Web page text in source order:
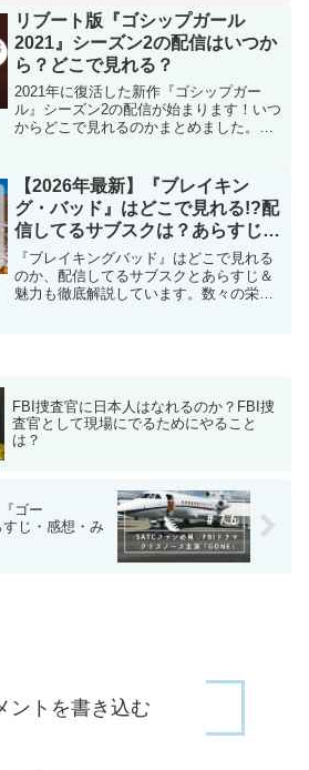
米No.1医療ドラマとして不動の人気を誇
る作品です。シア...
リブート版『ゴシップガール
2021』シーズン2の配信はいつか
ら？どこで見れる？
2021年に復活した新作『ゴシップガー
ル』シーズン2の配信が始まります！いつ
からどこで見れるのかまとめました。シ
ナ(ミシェルトラクテンバーグ)が登場する
と噂が…。さらなる波乱と混乱を巻き起
こしてくれそうな予感しかしません！
【2026年最新】『ブレイキン
グ・バッド』はどこで見れる!?配
信してるサブスクは？あらすじ＆
魅力も徹底解説！
『ブレイキングバッド』はどこで見れる
のか、配信してるサブスクとあらすじ＆
魅力も徹底解説しています。数々の栄誉
FBI捜査官に日本人はなれるのか？FBI捜
査官として現場にでるためにやること
は？
ゴー
じ・感想・み
ントを書き込む